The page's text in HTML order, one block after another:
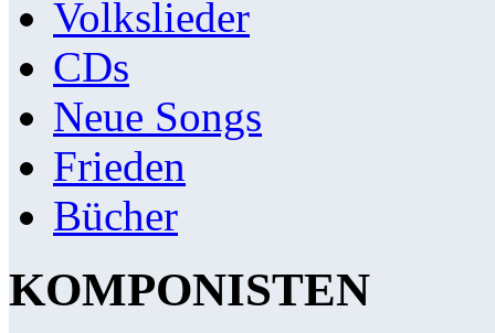
Volkslieder
CDs
Neue Songs
Frieden
Bücher
KOMPONISTEN